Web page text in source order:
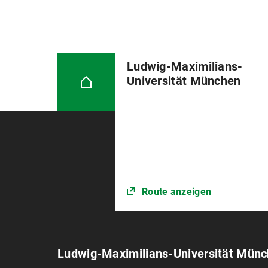
Ludwig-Maximilians-
Universität München
Route anzeigen
Ludwig-Maximilians-Universität